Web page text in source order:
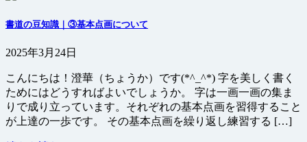
書道の豆知識｜③基本点画について
2025年3月24日
こんにちは！澄華（ちょうか）です(*^_^*) 字を美しく書く
ためにはどうすればよいでしょうか。 字は一画一画の集ま
りで成り立っています。それぞれの基本点画を習得すること
が上達の一歩です。 その基本点画を繰り返し練習する […]